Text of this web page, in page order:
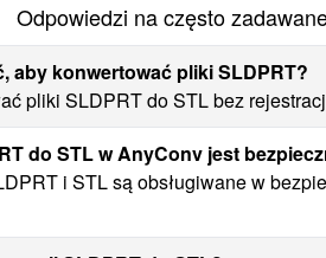
Odpowiedzi na często
aby konwertować pliki SLDPRT?
pliki SLDPRT do STL bez
do STL w AnyConv jest
i STL są obsługiwane w